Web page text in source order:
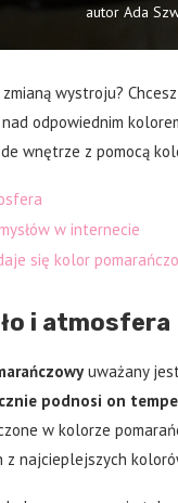
autorAda
wystroju?
odpowiednim
wnętrze z pomocą
w internecie
się kolor
i atmosfera
uważany
podnosi on
w kolorze
najcieplejszych